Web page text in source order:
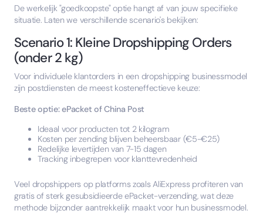
De werkelijk "goedkoopste" optie hangt af van jouw specifieke
situatie. Laten we verschillende scenario's bekijken:
Scenario 1: Kleine Dropshipping Orders
(onder 2 kg)
Voor individuele klantorders in een dropshipping businessmodel
zijn postdiensten de meest kosteneffectieve keuze:
Beste optie: ePacket of China Post
Ideaal voor producten tot 2 kilogram
Kosten per zending blijven beheersbaar (€5-€25)
Redelijke levertijden van 7-15 dagen
Tracking inbegrepen voor klanttevredenheid
Veel dropshippers op platforms zoals AliExpress profiteren van
gratis of sterk gesubsidieerde ePacket-verzending, wat deze
methode bijzonder aantrekkelijk maakt voor hun businessmodel.